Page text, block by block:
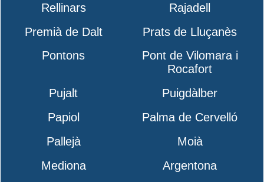
Rellinars
Rajadell
Premià de Dalt
Prats de Lluçanès
Pontons
Pont de Vilomara i
Rocafort
Pujalt
Puigdàlber
Papiol
Palma de Cervelló
Pallejà
Moià
Mediona
Argentona